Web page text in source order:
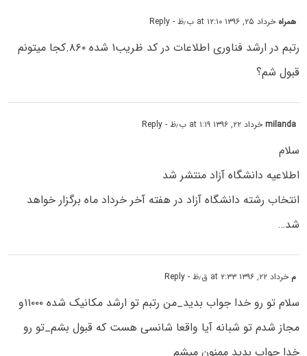
همراه خرداد ۲۵, ۱۳۹۶ at ۱۲:۱۰ ب٫ظ - Reply
رتبم در ارشد فناوری اطلاعات در کد ظریب۱ شده ۸۶۰.کجا میتونم
قبول شم؟
milandaخرداد ۲۲, ۱۳۹۶ at ۱:۱۹ ب٫ظ - Reply
سلام
اطلاعیه دانشگاه آزاد منتشر شد
انتخاب رشته دانشگاه آزاد در هفته آخر خرداد ماه برگزار خواهد
شد…
م خرداد ۲۲, ۱۳۹۶ at ۲:۳۳ ق٫ظ - Reply
سلام تو رو خدا جواب بدید_من رتبم تو ارشد مکانیک شده ۱۱۰۰۰و
مجاز شدم تو شبانه آیا واقعا شانسی هست که قبول بشم_تو رو
خدا جواب بدید ممنون میشم